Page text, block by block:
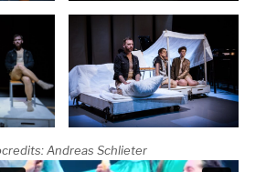
Andreas Schlieter